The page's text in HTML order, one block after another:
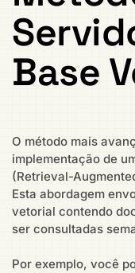
Base
O método mais
implementação de
(Retrieval-
Esta abordagem
vetorial contendo
ser consultadas
Por exemplo, você